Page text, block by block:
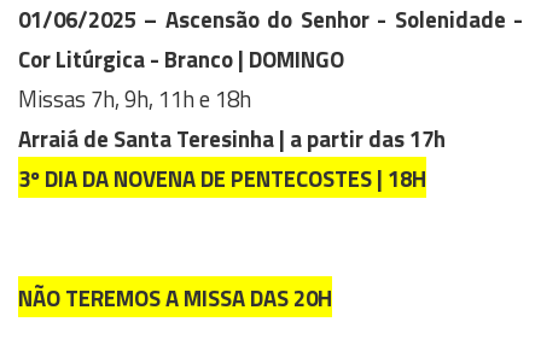
01/06/2025 – Ascensão do Senhor - Solenidade -
Cor Litúrgica - Branco | DOMINGO
Missas 7h, 9h, 11h e 18h
Arraiá de Santa Teresinha | a partir das 17h
3º DIA DA NOVENA DE PENTECOSTES | 18H
NÃO TEREMOS A MISSA DAS 20H